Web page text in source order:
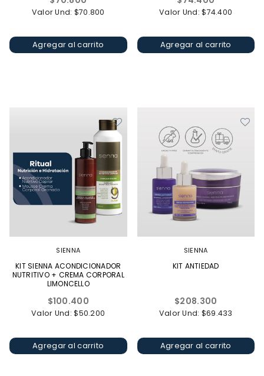
habitual
Valor Und: $70.800
Agregar al carrito
habitual
Valor Und: $74.400
Agregar al carrito
SIENNA
KIT SIENNA ACONDICIONADOR
NUTRITIVO + CREMA CORPORAL
LIMONCELLO
Precio
habitual
$100.400
Valor Und: $50.200
Agregar al carrito
SIENNA
KIT ANTIEDAD
Precio
habitual
$208.300
Valor Und: $69.433
Agregar al carrito